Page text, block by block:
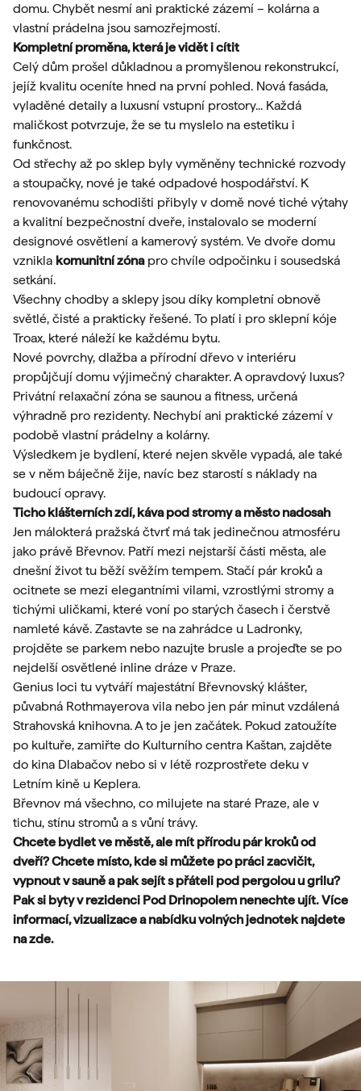
domu. Chybět nesmí ani praktické zázemí – kolárna a
vlastní prádelna jsou samozřejmostí.
Kompletní proměna, která je vidět i cítit
Celý dům prošel důkladnou a promyšlenou rekonstrukcí,
jejíž kvalitu oceníte hned na první pohled. Nová fasáda,
vyladěné detaily a luxusní vstupní prostory... Každá
maličkost potvrzuje, že se tu myslelo na estetiku i
funkčnost.
Od střechy až po sklep byly vyměněny technické rozvody
a stoupačky, nové je také odpadové hospodářství. K
renovovanému schodišti přibyly v domě nové tiché výtahy
a kvalitní bezpečnostní dveře, instalovalo se moderní
designové osvětlení a kamerový systém. Ve dvoře domu
vznikla komunitní zónapro chvíle odpočinku i sousedská
setkání.
Všechny chodby a sklepy jsou díky kompletní obnově
světlé, čisté a prakticky řešené. To platí i pro sklepní kóje
Troax, které náleží ke každému bytu.
Nové povrchy, dlažba a přírodní dřevo v interiéru
propůjčují domu výjimečný charakter. A opravdový luxus?
Privátní relaxační zóna se saunou a fitness, určená
výhradně pro rezidenty. Nechybí ani praktické zázemí v
podobě vlastní prádelny a kolárny.
Výsledkem je bydlení, které nejen skvěle vypadá, ale také
se v něm báječně žije, navíc bez starostí s náklady na
budoucí opravy.
Ticho klášterních zdí, káva pod stromy a město nadosah
Jen málokterá pražská čtvrť má tak jedinečnou atmosféru
jako právě Břevnov. Patří mezi nejstarší části města, ale
dnešní život tu běží svěžím tempem. Stačí pár kroků a
ocitnete se mezi elegantními vilami, vzrostlými stromy a
tichými uličkami, které voní po starých časech i čerstvě
namleté kávě. Zastavte se na zahrádce u Ladronky,
projděte se parkem nebo nazujte brusle a projeďte se po
nejdelší osvětlené inline dráze v Praze.
Genius loci tu vytváří majestátní Břevnovský klášter,
půvabná Rothmayerova vila nebo jen pár minut vzdálená
Strahovská knihovna. A to je jen začátek. Pokud zatoužíte
po kultuře, zamiřte do Kulturního centra Kaštan, zajděte
do kina Dlabačov nebo si v létě rozprostřete deku v
Letním kině u Keplera.
Břevnov má všechno, co milujete na staré Praze, ale v
tichu, stínu stromů a s vůní trávy.
Chcete bydlet ve městě, ale mít přírodu pár kroků od
dveří? Chcete místo, kde si můžete po práci zacvičit,
vypnout v sauně a pak sejít s přáteli pod pergolou u grilu?
Pak si byty v rezidenci Pod Drinopolem nenechte ujít. Více
informací, vizualizace a nabídku volných jednotek najdete
nazde.